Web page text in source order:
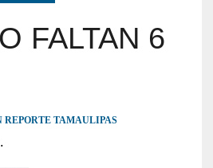
FALTAN 6
REPORTE TAMAULIPAS